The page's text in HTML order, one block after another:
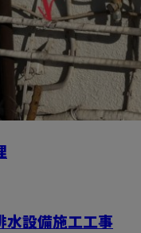
水設備施工工事